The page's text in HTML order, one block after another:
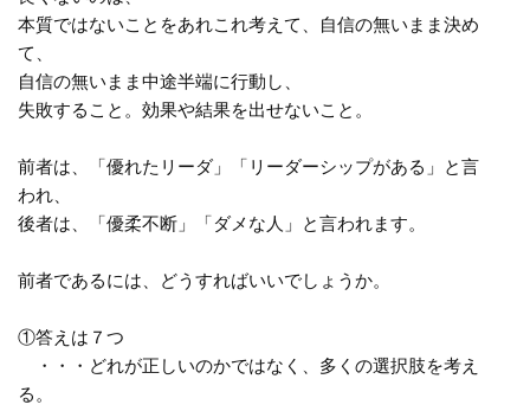
本質ではないことをあれこれ考えて、自信の無いまま決め
て、
自信の無いまま中途半端に行動し、
失敗すること。効果や結果を出せないこと。
前者は、「優れたリーダ」「リーダーシップがある」と言
われ、
後者は、「優柔不断」「ダメな人」と言われます。
前者であるには、どうすればいいでしょうか。
①答えは７つ
・・・どれが正しいのかではなく、多くの選択肢を考え
る。